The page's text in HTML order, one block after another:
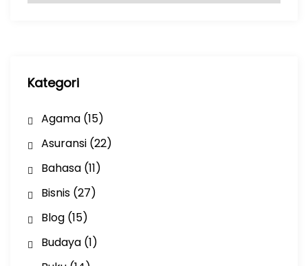
Kategori
Agama(15)
Asuransi(22)
Bahasa(11)
Bisnis(27)
Blog(15)
Budaya(1)